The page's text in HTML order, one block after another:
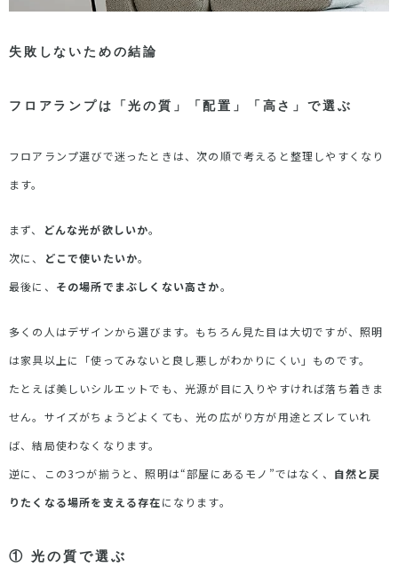
失敗しないための結論
フロアランプは「光の質」「配置」「高さ」で選ぶ
フロアランプ選びで迷ったときは、次の順で考えると整理しやすくなり
ます。
まず、 どんな光が欲しいか。
次に、
どこで使いたいか。
最後に、 その場所でまぶしくない高さか。
多くの人はデザインから選びます。もちろん見た目は大切ですが、照明
は家具以上に「使ってみないと良し悪しがわかりにくい」ものです。
たとえば美しいシルエットでも、光源が目に入りやすければ落ち着きま
せん。サイズがちょうどよくても、光の広がり方が用途とズレていれ
ば、結局使わなくなります。
逆に、この3つが揃うと、照明は“部屋にあるモノ ”ではなく、 自然と戻
りたくなる場所を支える存在になります。
① 光の質で選ぶ